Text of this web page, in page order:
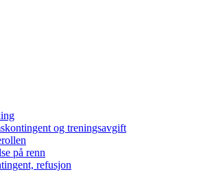
og treningsavgift
på renn
refusjon